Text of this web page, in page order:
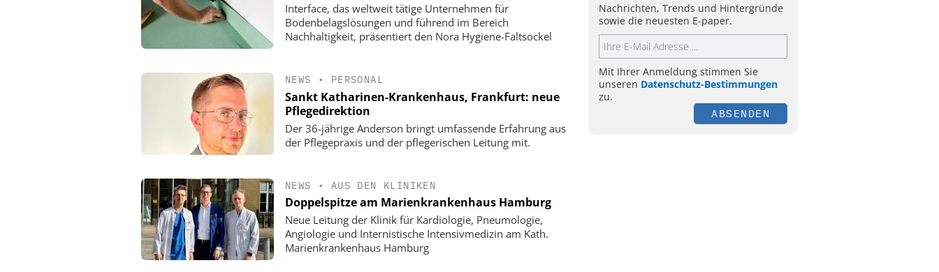
Interface, das weltweit tätige Unternehmen für
Bodenbelagslösungen und führend im Bereich
Nachhaltigkeit, präsentiert den Nora Hygiene-Faltsockel
NEWS • PERSONAL
Sankt Katharinen-Krankenhaus, Frankfurt: neue
Pflegedirektion
Der 36-jährige Anderson bringt umfassende Erfahrung aus
der Pflegepraxis und der pflegerischen Leitung mit.
NEWS • AUS DEN KLINIKEN
Doppelspitze am Marienkrankenhaus Hamburg
Neue Leitung der Klinik für Kardiologie, Pneumologie,
Angiologie und Internistische Intensivmedizin am Kath.
Marienkrankenhaus Hamburg
Nachrichten, Trends und Hintergründe
sowie die neuesten E-paper.
Mit Ihrer Anmeldung stimmen Sie
unseren Datenschutz-Bestimmungen
zu.
ABSENDEN